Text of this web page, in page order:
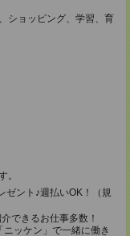
ショッピング、学習、育
。
ゼント♪週払いOK！（規
できるお仕事多数！
ッケン」で一緒に働き